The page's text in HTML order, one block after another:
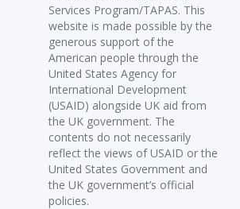
Services Program/TAPAS. This
website is made possible by the
generous support of the
American people through the
United States Agency for
International Development
(USAID) alongside UK aid from
the UK government. The
contents do not necessarily
reflect the views of USAID or the
United States Government and
the UK government’s official
policies.